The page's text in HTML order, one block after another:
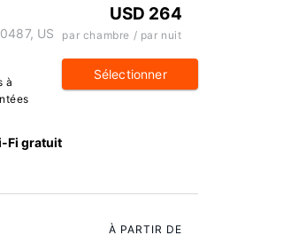
US
à
Fi gratuit
USD 264
par chambre / par nuit
Sélectionner
À PARTIR DE